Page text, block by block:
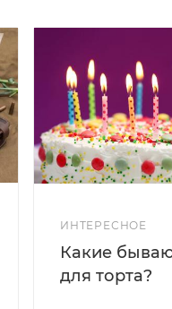
ИНТЕРЕСНОЕ
Какие
для торта?